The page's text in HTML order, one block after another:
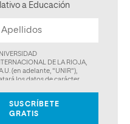
a Educación